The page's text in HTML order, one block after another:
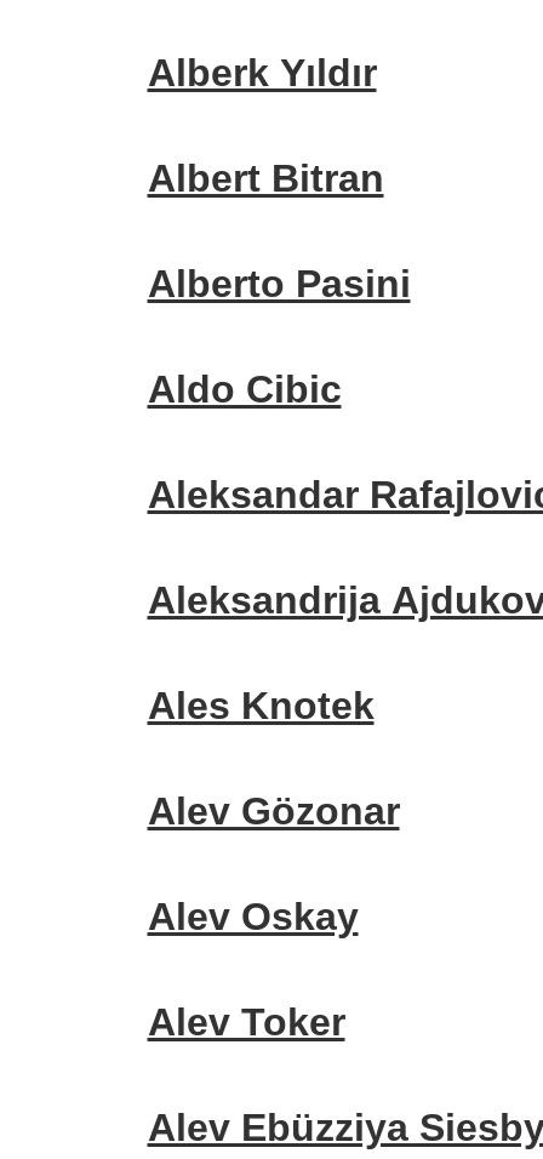
Alberk Yıldır
Albert Bitran
Alberto Pasini
Aldo Cibic
Aleksandar
Aleksandrija
Ales Knotek
Alev Gözonar
Alev Oskay
Alev Toker
Alev Ebüzziya